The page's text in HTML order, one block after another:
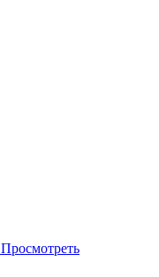
Просмотреть